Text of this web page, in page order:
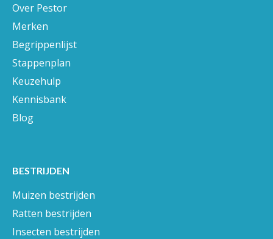
Over Pestor
Merken
Begrippenlijst
Stappenplan
Keuzehulp
Kennisbank
Blog
BESTRIJDEN
Muizen bestrijden
Ratten bestrijden
Insecten bestrijden